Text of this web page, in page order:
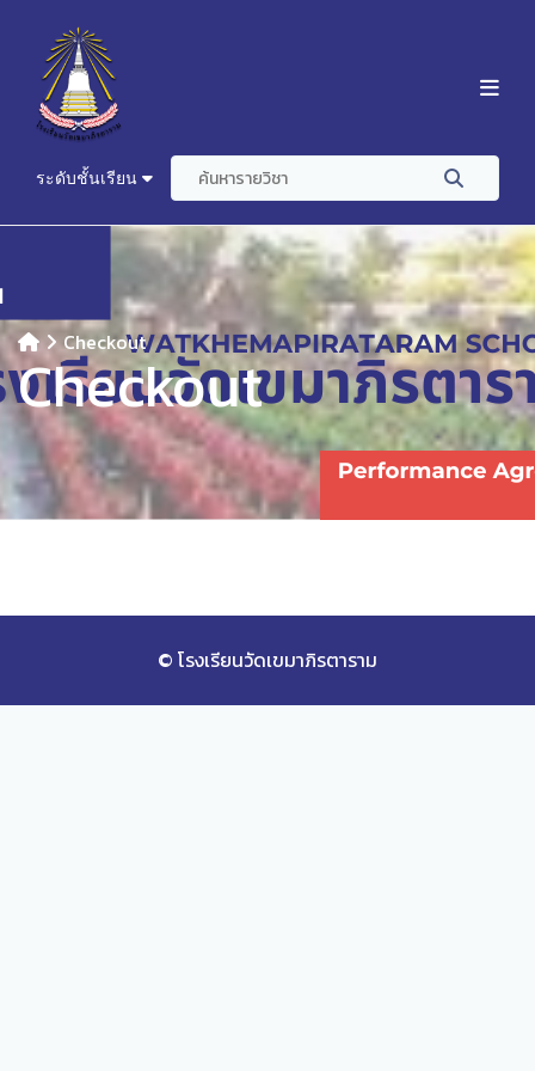
ระดับชั้นเรียน
Checkout
Checkout
© โรงเรียนวัดเขมาภิรตาราม